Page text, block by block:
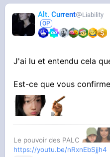
Alt. Current Liability
J'ai lu et entendu cela
Est-ce que vous
Le pouvoir des PALC
https://youtu.be/nRxnEbSjjh4